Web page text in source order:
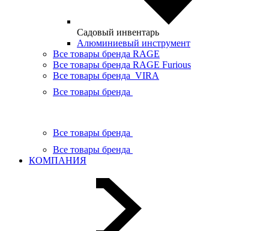
Садовый инвентарь
Алюминиевый инструмент
Все товары бренда RAGE
Все товары бренда RAGE Furious
Все товары бренда VIRA
Все товары бренда
Все товары бренда
Все товары бренда
КОМПАНИЯ